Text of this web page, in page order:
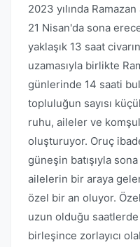
2023 yılında
21 Nisan'da sona
yaklaşık 13 saat
uzamasıyla birlikte
günlerinde 14 saati
topluluğun sayısı
ruhu, aileler ve
oluşturuyor. Oruç
güneşin batışıyla
ailelerin bir araya
özel bir an oluyor.
uzun olduğu
birleşince zorlayıcı